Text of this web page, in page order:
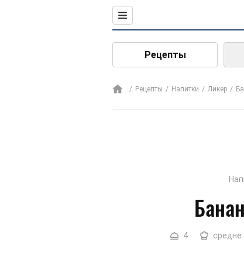
Рецепты
Рецепты Напитки Ликер
4 средне